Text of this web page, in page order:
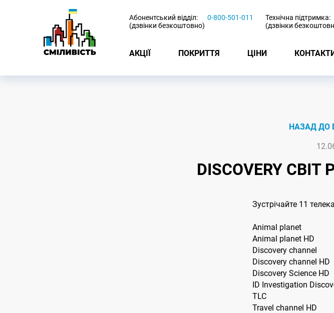
Абонентський відділ:
(дзвінки безкоштовно)
0-800-501-011
Технічна підтримка:
(дзвінки
АКЦІЇ ПОКРИТТЯ ЦІНИ
НАЗАД ДО
DISCOVERY
Зустрічайте 11
Animal planet
Animal planet HD
Discovery channel
Discovery channel HD
Discovery Science HD
ID Investigation
TLC
Travel channel HD